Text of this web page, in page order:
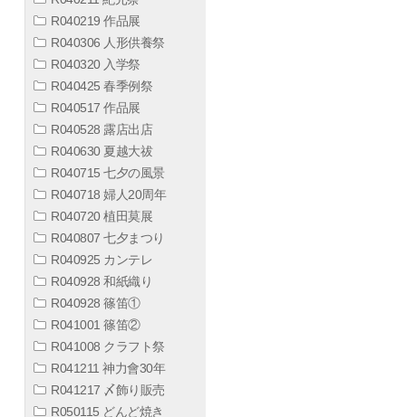
R040219 作品展
R040306 人形供養祭
R040320 入学祭
R040425 春季例祭
R040517 作品展
R040528 露店出店
R040630 夏越大祓
R040715 七夕の風景
R040718 婦人20周年
R040720 植田莫展
R040807 七夕まつり
R040925 カンテレ
R040928 和紙織り
R040928 篠笛①
R041001 篠笛②
R041008 クラフト祭
R041211 神力會30年
R041217 〆飾り販売
R050115 どんど焼き